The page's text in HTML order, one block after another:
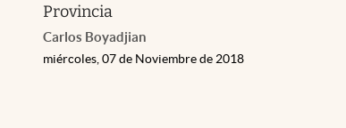
Provincia
Carlos Boyadjian
miércoles, 07 de Noviembre de 2018